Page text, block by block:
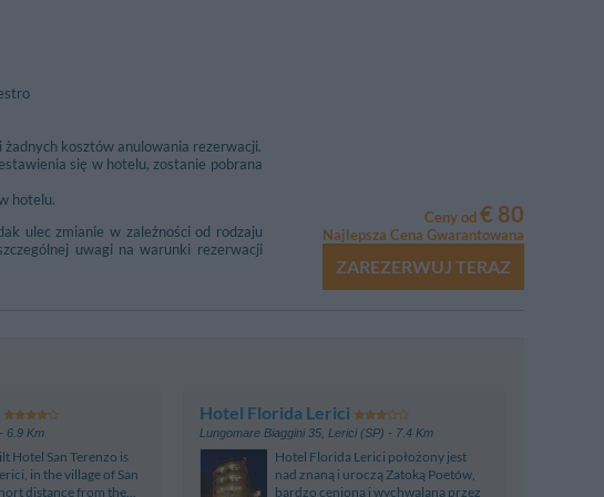
Via Termo - Prati
kosztów anulowania rezerwacji.
się w hotelu, zostanie pobrana
hotelu.
ulec zmianie w zależności od rodzaju
uwagi na warunki rezerwacji
Ceny od€ 80
Najlepsza Cena Gwarantowana
ZAREZERWUJ TERAZ
- 6.9 Km
Hotel San Terenzo is
in the village of San
distance from the...
Hotel Florida Lerici
Lungomare Biaggini 35, Lerici (SP) - 7.4 Km
Hotel Florida Lerici położony jest
nad znaną i uroczą Zatoką Poetów,
bardzo cenioną i wychwalaną przez